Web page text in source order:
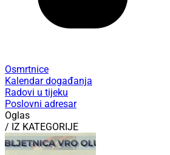
Osmrtnice
Kalendar događanja
Radovi u tijeku
Poslovni adresar
Oglas
/ IZ KATEGORIJE